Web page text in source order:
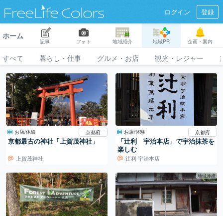
ログイン 登録
ホーム
記事 フォト 地域紹介 地域PR 企画・案内
すべて 暮らし・仕事 グルメ・お店 観光・レジャー
お店/体験 京都府
京都最古の神社「上賀茂神社」
上賀茂神社
お店/体験 京都府
「辻利 宇治本店」で宇治抹茶を
楽しむ
辻󠄀利 宇治本店
地域連携